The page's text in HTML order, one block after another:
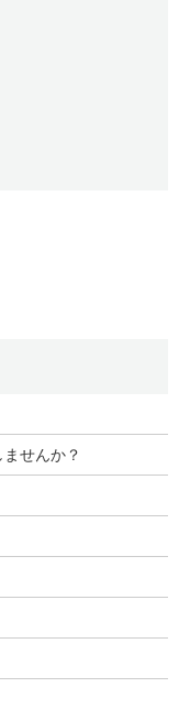
せんか？